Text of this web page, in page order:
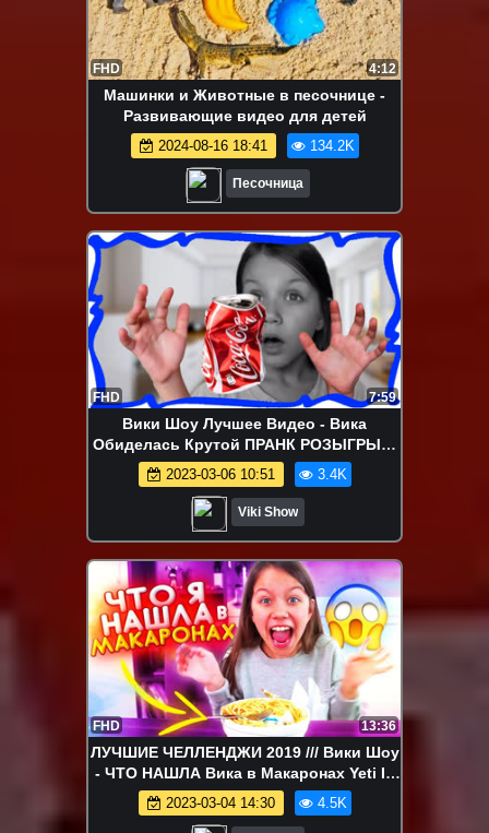
FHD 4:12
Машинки и Животные в песочнице -
Развивающие видео для детей
2024-08-16 18:41 134.2K
Песочница
FHD 7:59
Вики Шоу Лучшее Видео - Вика
Обиделась Крутой ПРАНК РОЗЫГРЫШ
с Пепси Колой / Вики Шоу
2023-03-06 10:51 3.4K
Viki Show
FHD 13:36
ЛУЧШИЕ ЧЕЛЛЕНДЖИ 2019 /// Вики Шоу
- ЧТО НАШЛА Вика в Макаронах Yeti In
My Spaghetti // Вики Шоу
2023-03-04 14:30 4.5K